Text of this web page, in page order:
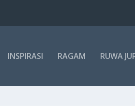
INSPIRASI RAGAM RUWA